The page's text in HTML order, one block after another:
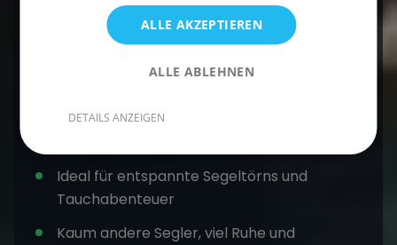
Meeres erkunden wollen.
Warum die Seychellen ideal für Segler sind:
Ganzjährig tropisches Klima
Ideal für entspannte Segeltörns und
Tauchabenteuer
Kaum andere Segler, viel Ruhe und
ALLE AKZEPTIEREN
ALLE ABLEHNEN
DETAILS ANZEIGEN